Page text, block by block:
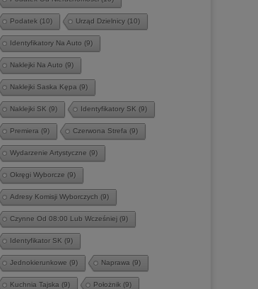
Podatek (10) Urząd Dzielnicy (10)
Identyfikatory Na Auto (9)
Naklejki Na Auto (9)
Naklejki Saska Kępa (9)
Naklejki SK (9) Identyfikatory SK (9)
Premiera (9) Czerwona Strefa (9)
Wydarzenie Artystyczne (9)
Okręgi Wyborcze (9)
Adresy Komisji Wyborczych (9)
Czynne Od 08:00 Lub Wcześniej (9)
Identyfikator SK (9)
Jednokierunkowe (9) Naprawa (9)
Kuchnia Tajska (9) Położnik (9)